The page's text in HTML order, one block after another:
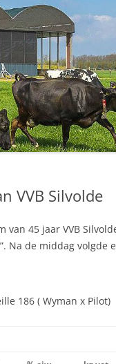
VVB Silvolde
van 45 jaar VVB
Na de middag
186 ( Wyman x Pilot)